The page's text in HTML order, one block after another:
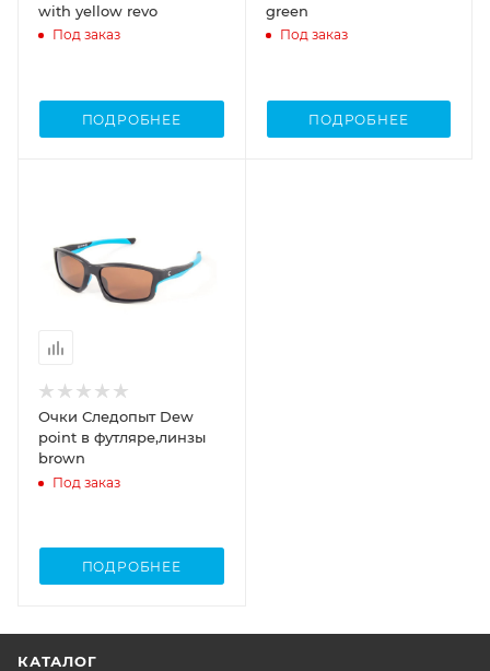
with yellow revo
Под заказ
ПОДРОБНЕЕ
green
Под заказ
ПОДРОБНЕЕ
Очки Следопыт Dew
point в футляре,линзы
brown
Под заказ
ПОДРОБНЕЕ
КАТАЛОГ